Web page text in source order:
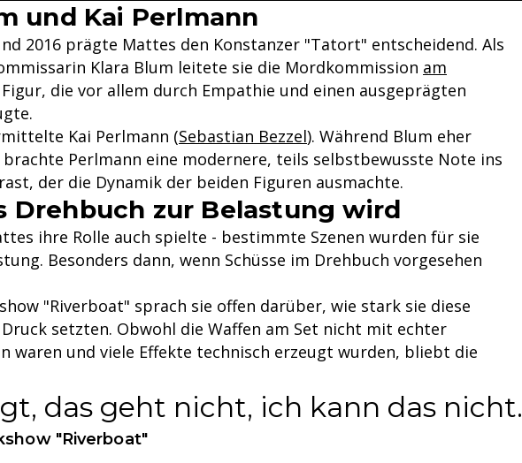
und Kai Perlmann
2016 prägte Mattes den Konstanzer "Tatort" entscheidend. Als
Klara Blum leitete sie die Mordkommission am
die vor allem durch Empathie und einen ausgeprägten
Kai Perlmann (Sebastian Bezzel). Während Blum eher
Perlmann eine modernere, teils selbstbewusste Note ins
der die Dynamik der beiden Figuren ausmachte.
Drehbuch zur Belastung wird
ihre Rolle auch spielte - bestimmte Szenen wurden für sie
Besonders dann, wenn Schüsse im Drehbuch vorgesehen
"Riverboat" sprach sie offen darüber, wie stark sie diese
setzten. Obwohl die Waffen am Set nicht mit echter
waren und viele Effekte technisch erzeugt wurden, bliebt die
das geht nicht, ich kann das nicht.
"Riverboat"